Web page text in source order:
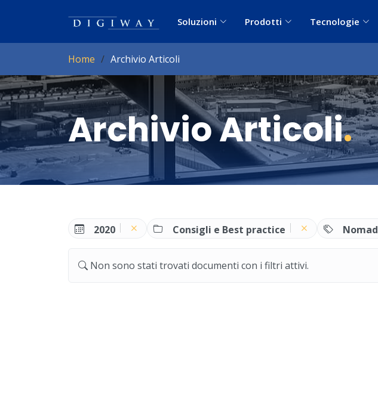
Soluzioni Prodotti Tecnologie
Home Archivio Articoli
Archivio Articoli.
2020 Consigli e Best practice Nomad
Non sono stati trovati documenti con i filtri attivi.